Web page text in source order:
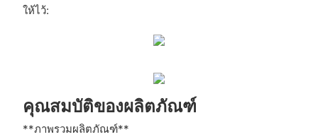
ให้ไว้:
คุณสมบัติของผลิตภัณฑ์
**ภาพรวมผลิตภัณฑ์**